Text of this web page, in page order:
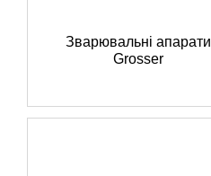
Зварювальні апарати
Grosser